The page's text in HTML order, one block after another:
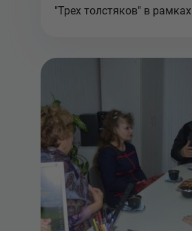
"Трех толстяков" в рамках